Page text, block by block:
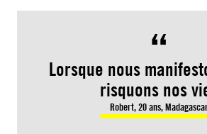
Lorsque nous
risquons nos
Robert, 20 ans,